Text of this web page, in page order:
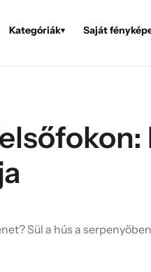
Kategóriák▾ Saját
Sül a hús a